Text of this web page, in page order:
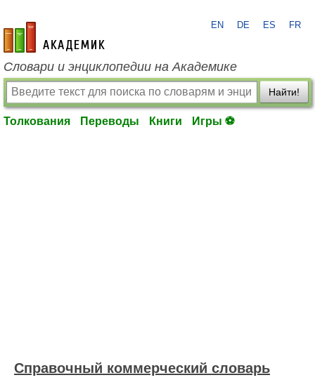
academic.ru
EN DE ES FR
Словари и энциклопедии на Академике
Найти!
Толкования Переводы Книги Игры ⚽
Справочный коммерческий словарь